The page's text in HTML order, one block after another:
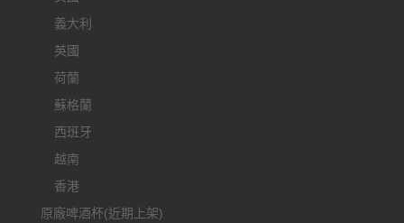
義大利
英國
荷蘭
蘇格蘭
西班牙
越南
香港
原廠啤酒杯(近期上架)